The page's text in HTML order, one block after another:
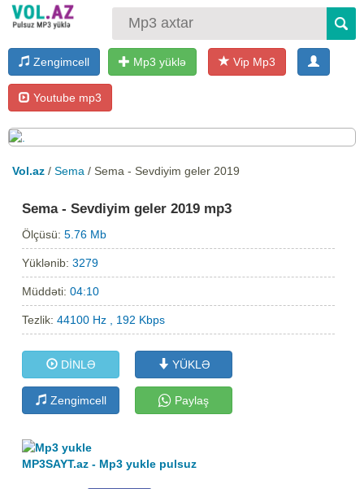
Zengimcell Mp3 yüklə Vip Mp3
Youtube mp3
Vol.az / Sema / Sema - Sevdiyim geler 2019
Sema - Sevdiyim geler 2019 mp3
Ölçüsü:5.76 Mb
Yüklənib:3279
Müddəti:04:10
Tezlik:44100 Hz , 192 Kbps
DİNLƏ YÜKLƏ
Zengimcell Paylaş
MP3SAYT.az - Mp3 yukle pulsuz